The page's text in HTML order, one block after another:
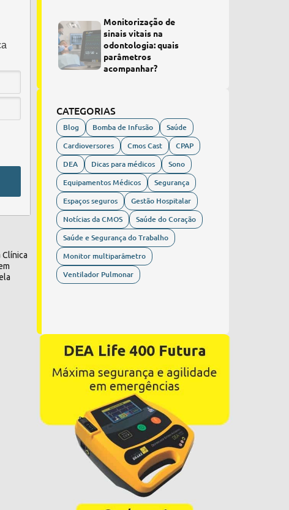
Monitorização de
sinais vitais na
odontologia: quais
parâmetros
acompanhar?
CATEGORIAS
Blog Bomba de Infusão
Saúde
Cardioversores
Cmos Cast
CPAP
DEA
Dicas para médicos
Sono
Equipamentos Médicos
Segurança
Espaços seguros
Gestão Hospitalar
Notícias da CMOS
Saúde do Coração
Saúde e Segurança do Trabalho
Monitor multiparâmetro
Ventilador Pulmonar